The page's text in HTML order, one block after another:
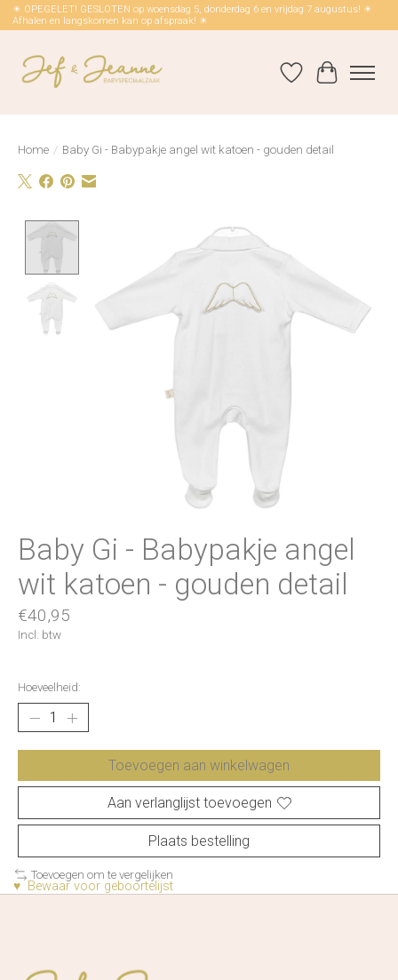
☀ OPEGELET! GESLOTEN op woensdag 5, donderdag 6 en vrijdag 7 augustus! ☀
Afhalen en langskomen kan op afspraak! ☀
Verlanglijst
Home / Baby Gi - Babypakje angel wit katoen - gouden detail
Product image slideshow Items
Baby Gi - Babypakje angel
wit katoen - gouden detail
€40,95
Incl. btw
Hoeveelheid:
Toevoegen aan winkelwagen
Aan verlanglijst toevoegen
Plaats bestelling
Toevoegen om te vergelijken
♥ Bewaar voor geboortelijst